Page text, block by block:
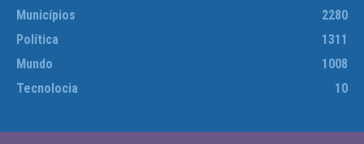
Municípios
2280
Política
1311
Mundo
1008
Tecnolocia
10